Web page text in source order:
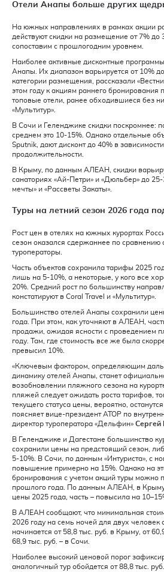
Отели Анапы больше других
На южных направлениях в рамках акции
действуют скидки на размещение от 7%
сопоставим с прошлогодним уровнем.
Наиболее активные дисконтные
Анапы. Их диапазон варьируется от 10%
категории размещения, рассказали
этом году к акциям раннего бронирования
топовые отели, ранее обходившиеся без
«Мультитур».
В Сочи и Геленджике скидки поскромнее:
среднем это 10-15%. Однако отдельные
Sputnik, дают дисконт до 40% в
продолжительности.
В Крыму, по данным АЛЕАН, скидки
санаториях «Ай-Петри» и «Дюльбер» до 25-
мечты» и «Рассветы Закаты».
Туры на летний сезон 2026 года
Рост цен в отелях на южных курортах
сезон оказался сдержаннее по
туроператоры.
Часть объектов сохранила тарифы 2025
лишь на 5-10%, а некоторые, у кого все
20%. Средний рост по большинству
констатируют в Coral Travel и «Мультитур».
Большинство отелей Анапы сохранили
года. При этом, как уточняют в АЛЕАН,
продажи, ожидая ясности с проведением
году. Там, где стоимость все же была
превысил 10%.
«Ключевым фактором, определяющим
динамику отелей Анапы, станет
возобновлении пляжного сезона на
пляжей следует ожидать роста тарифов,
текущего статуса цены, вероятно,
поясняет вице-президент АТОР по
директор туроператора «Дельфин» Сергей
В Геленджике и Дагестане большинство
сохранили цены на предстоящий сезон,
5-10%. В Сочи, по данным «Интуриста», с
повышение примерно на 15%. Однако на
бронирования с учетом акций туры можно
прошлого года. По данным АЛЕАН, в Крыму
цены 2025 года, часть – повысила на
В АЛЕАН сообщают, что минимальная
2026 году на семь ночей для двух человек
начинается от 58,8 тыс. руб. в Крыму, от
68,9 тыс. руб. – в Сочи.
Наиболее высокий ценовой порог
аналогичный тур обойдется от 88,8 тыс.